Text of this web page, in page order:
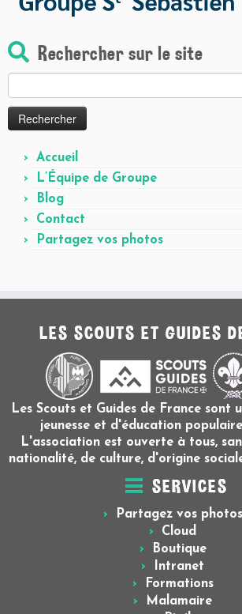
Rechercher sur le site
Accueil
L’Équipe de Groupe
Blog
Contact
Partagez vos photos
LES SCOUTS ET GUIDES
Les Scouts et Guides de France sont
jeunesse et d'éducation
L'association est ouverte à tous,
nationalité, de culture, d'origine
SERVICES
Partagez vos photos
Cloud
Boutique
Intranet
Formations
Malamaire